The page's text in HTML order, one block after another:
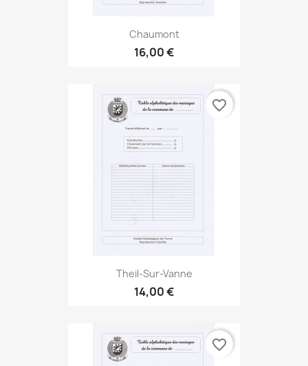
Chaumont
16,00 €
Theil-Sur-Vanne
14,00 €
favorite_border
favorite_border